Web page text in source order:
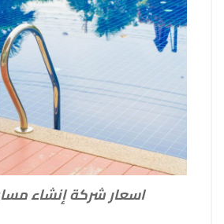
اسعار شركة إنشاء